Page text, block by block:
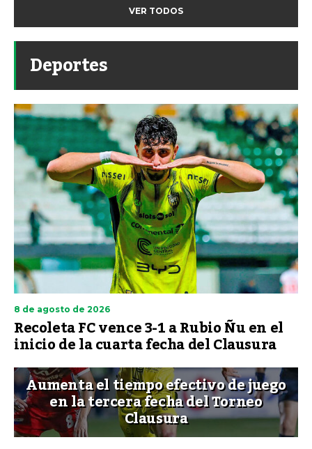
VER TODOS
Deportes
8 de agosto de 2026
Recoleta FC vence 3-1 a Rubio Ñu en el
inicio de la cuarta fecha del Clausura
Aumenta el tiempo efectivo de juego
en la tercera fecha del Torneo
Clausura